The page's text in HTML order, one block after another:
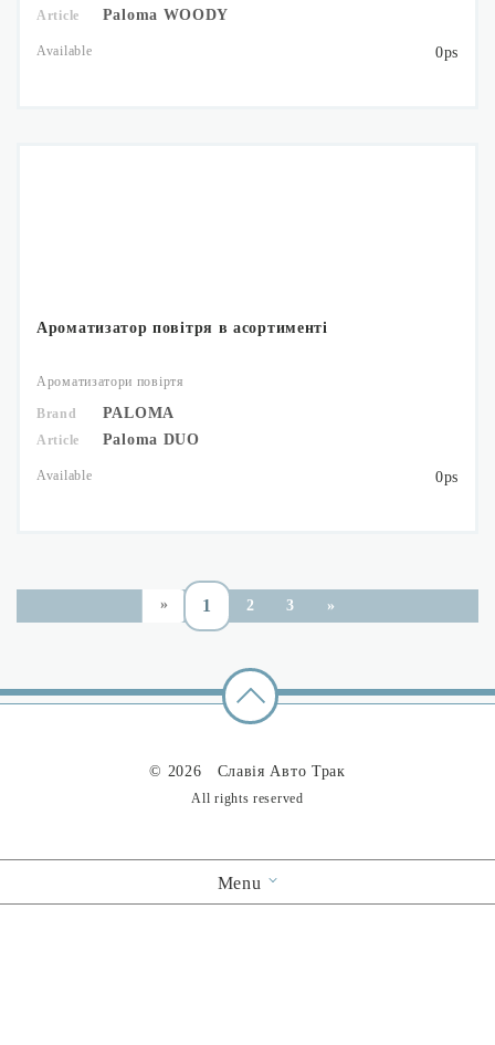
Article Paloma WOODY
Available 0ps
Ароматизатор повітря в асортименті
Ароматизатори повіртя
Brand PALOMA
Article Paloma DUO
Available 0ps
« 1 2 3 »
© 2026 Славія Авто Трак
All rights reserved
Menu